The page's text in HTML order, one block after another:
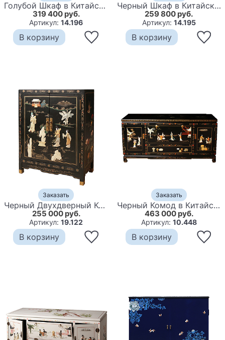
Голубой Шкаф в Китайском стиле Chinese Village Cabinet
319 400 руб.
Артикул:14.196
В корзину
Черный Шкаф в Китайском стиле Chinese Village Cabinet
259 800 руб.
Артикул: 14.195
В корзину
Заказать
Черный Двухдверный Комод в Китайском стиле с каменным Барельефом Black Chinese Chest of drawers
255 000 руб.
Артикул:19.122
В корзину
Заказать
Черный Комод в Китайском стиле с каменным Барельефом Walk in the Garden Chinese Chest of Drawers
463 000 руб.
Артикул: 10.448
В корзину